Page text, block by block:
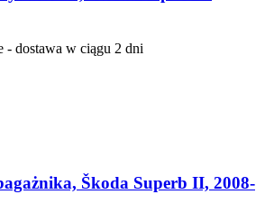
- dostawa w ciągu 2 dni
Škoda Superb II, 2008-